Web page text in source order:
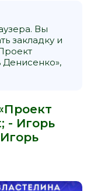
Вы
закладку и
- Игорь
Игорь